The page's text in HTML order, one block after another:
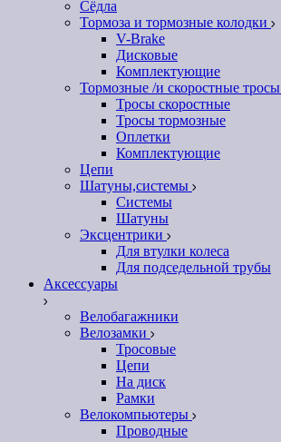
Сёдла
Тормоза и тормозные колодки
V-Brake
Дисковые
Комплектующие
Тормозные /и скоростные тросы
Тросы скоростные
Тросы тормозные
Оплетки
Комплектующие
Цепи
Шатуны,системы
Системы
Шатуны
Эксцентрики
Для втулки колеса
Для подседельной трубы
Аксессуары
Велобагажники
Велозамки
Тросовые
Цепи
На диск
Рамки
Велокомпьютеры
Проводные